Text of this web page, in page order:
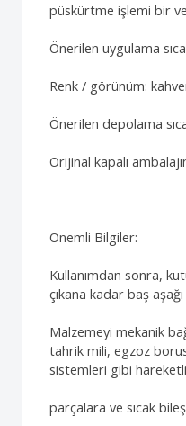
püskürtme işlemi bir
Önerilen uygulama
Renk / görünüm:
Önerilen depolama
Orijinal kapalı
Önemli Bilgiler:
Kullanımdan sonra,
çıkana kadar baş
Malzemeyi mekanik
tahrik mili, egzoz
sistemleri gibi hareketli
parçalara ve sıcak